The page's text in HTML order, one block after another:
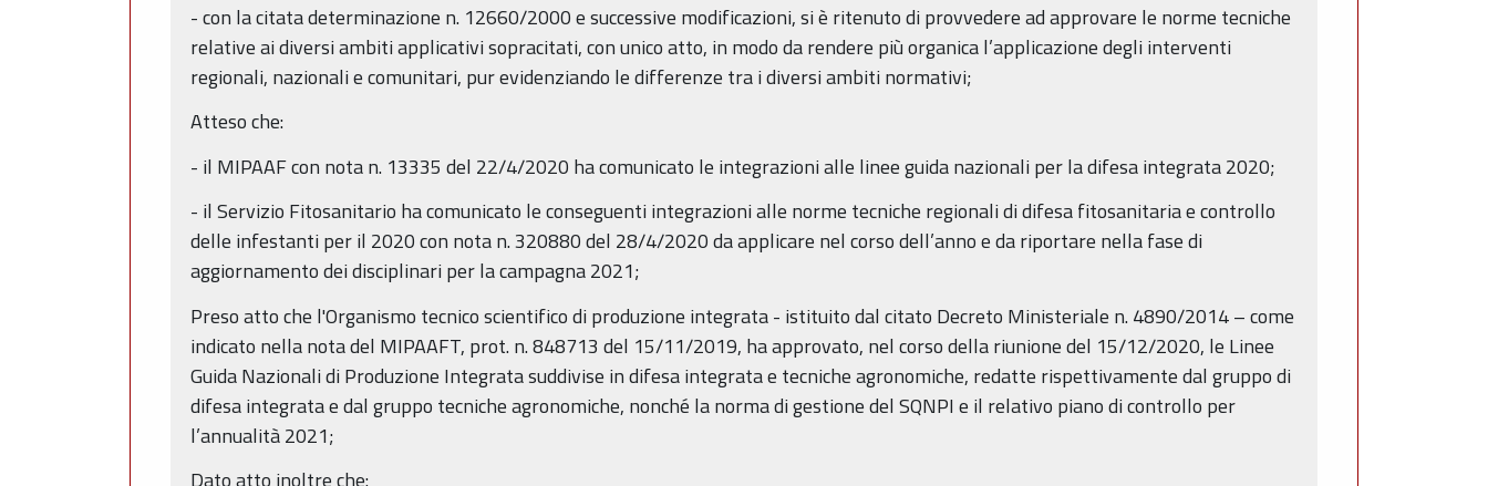
- con la citata determinazione n. 12660/2000 e successive modificazioni, si è ritenuto di provvedere ad approvare le norme tecniche
relative ai diversi ambiti applicativi sopracitati, con unico atto, in modo da rendere più organica l’applicazione degli interventi
regionali, nazionali e comunitari, pur evidenziando le differenze tra i diversi ambiti normativi;
Atteso che:
- il MIPAAF con nota n. 13335 del 22/4/2020 ha comunicato le integrazioni alle linee guida nazionali per la difesa integrata 2020;
- il Servizio Fitosanitario ha comunicato le conseguenti integrazioni alle norme tecniche regionali di difesa fitosanitaria e controllo
delle infestanti per il 2020 con nota n. 320880 del 28/4/2020 da applicare nel corso dell’anno e da riportare nella fase di
aggiornamento dei disciplinari per la campagna 2021;
Preso atto che l'Organismo tecnico scientifico di produzione integrata - istituito dal citato Decreto Ministeriale n. 4890/2014 – come
indicato nella nota del MIPAAFT, prot. n. 848713 del 15/11/2019, ha approvato, nel corso della riunione del 15/12/2020, le Linee
Guida Nazionali di Produzione Integrata suddivise in difesa integrata e tecniche agronomiche, redatte rispettivamente dal gruppo di
difesa integrata e dal gruppo tecniche agronomiche, nonché la norma di gestione del SQNPI e il relativo piano di controllo per
l’annualità 2021;